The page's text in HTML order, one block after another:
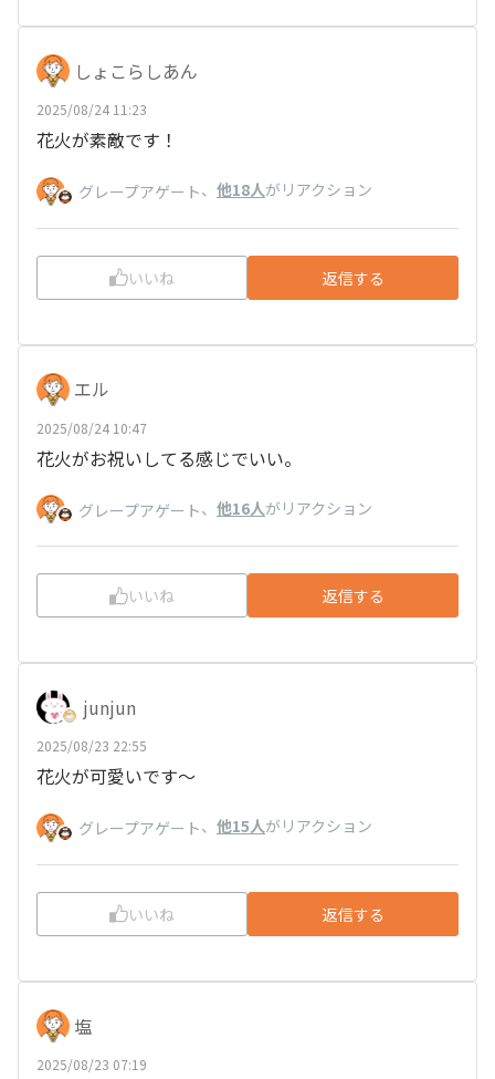
しょこらしあん
2025/08/24 11:23
花火が素敵です！
グレープアゲート、 他18人がリアクション
いいね 返信する
エル
2025/08/24 10:47
花火がお祝いしてる感じでいい。
グレープアゲート、 他16人がリアクション
いいね 返信する
junjun
2025/08/23 22:55
花火が可愛いです～
グレープアゲート、 他15人がリアクション
いいね 返信する
塩
2025/08/23 07:19